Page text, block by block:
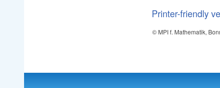
Printer-friendly
© MPI f. Mathematik,